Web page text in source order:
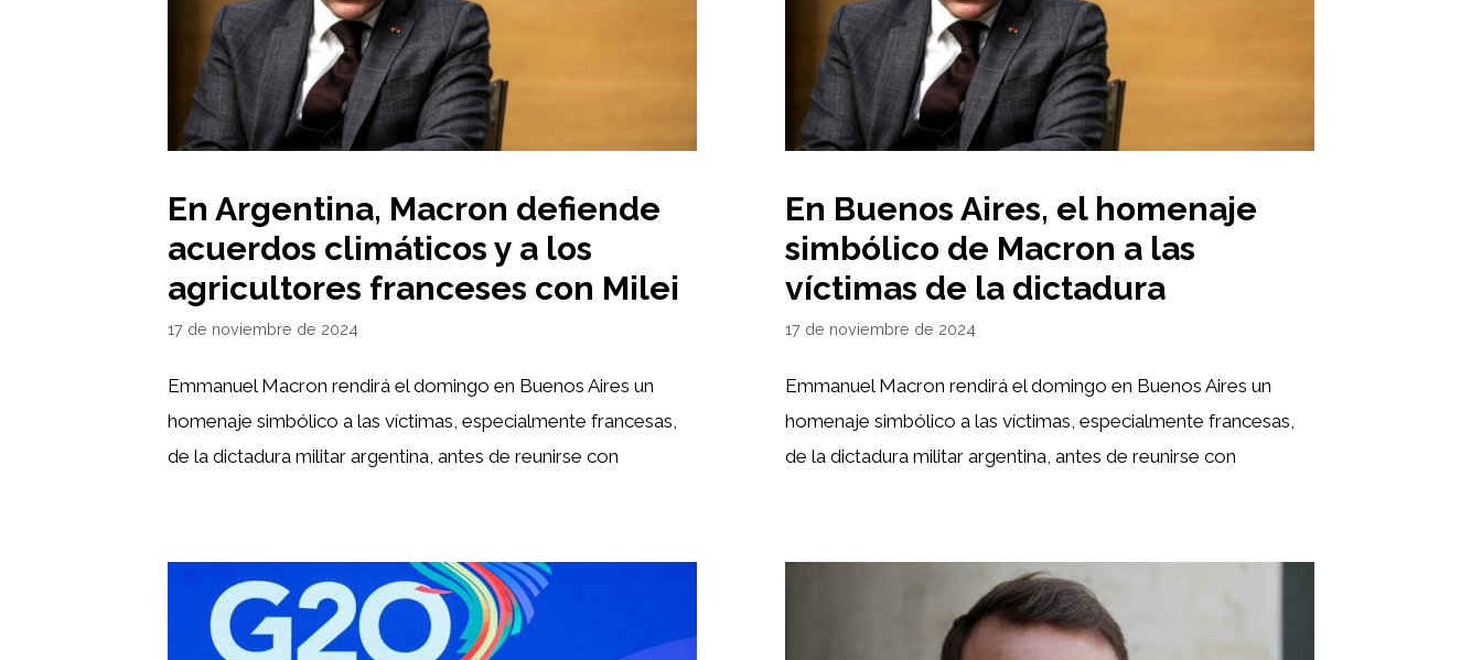
En Argentina, Macron defiende
acuerdos climáticos y a los
agricultores franceses con Milei
17 de noviembre de 2024
Emmanuel Macron rendirá el domingo en Buenos Aires un
homenaje simbólico a las víctimas, especialmente francesas,
de la dictadura militar argentina, antes de reunirse con
En Buenos Aires, el homenaje
simbólico de Macron a las
víctimas de la dictadura
17 de noviembre de 2024
Emmanuel Macron rendirá el domingo en Buenos Aires un
homenaje simbólico a las víctimas, especialmente francesas,
de la dictadura militar argentina, antes de reunirse con